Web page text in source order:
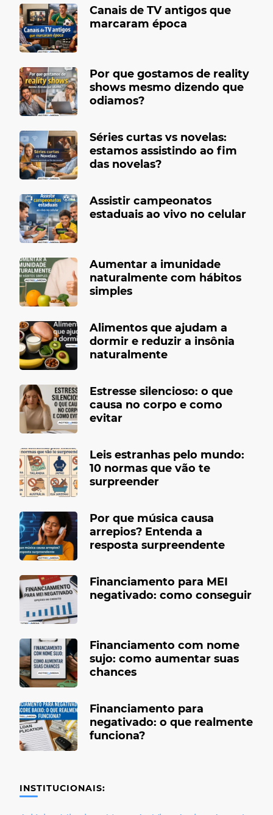
Canais de TV antigos que
marcaram época
Por que gostamos de reality
shows mesmo dizendo que
odiamos?
Séries curtas vs novelas:
estamos assistindo ao fim
das novelas?
Assistir campeonatos
estaduais ao vivo no celular
Aumentar a imunidade
naturalmente com hábitos
simples
Alimentos que ajudam a
dormir e reduzir a insônia
naturalmente
Estresse silencioso: o que
causa no corpo e como
evitar
Leis estranhas pelo mundo:
10 normas que vão te
surpreender
Por que música causa
arrepios? Entenda a
resposta surpreendente
Financiamento para MEI
negativado: como conseguir
Financiamento com nome
sujo: como aumentar suas
chances
Financiamento para
negativado: o que realmente
funciona?
INSTITUCIONAIS: